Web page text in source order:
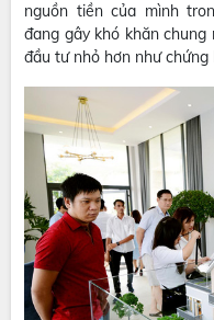
nguồn tiền của mình
đang gây khó khăn
đầu tư nhỏ hơn như